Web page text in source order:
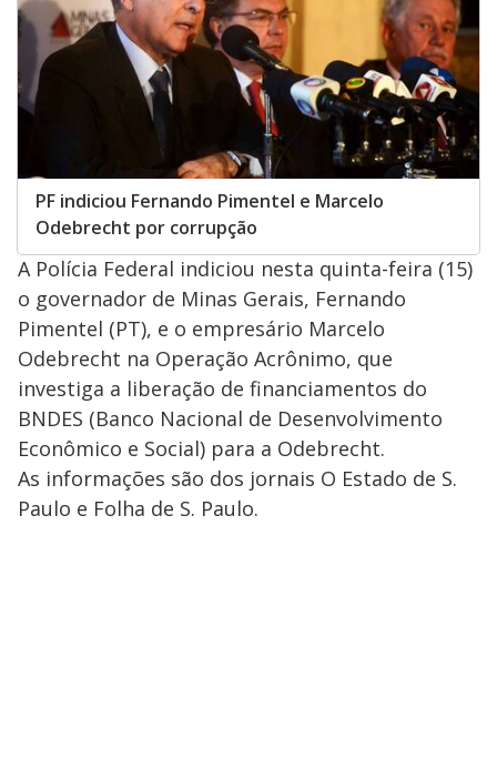
PF indiciou Fernando Pimentel e Marcelo
Odebrecht por corrupção
A Polícia Federal indiciou nesta quinta-feira (15)
o governador de Minas Gerais, Fernando
Pimentel (PT), e o empresário Marcelo
Odebrecht na Operação Acrônimo, que
investiga a liberação de financiamentos do
BNDES (Banco Nacional de Desenvolvimento
Econômico e Social) para a Odebrecht.
As informações são dos jornais O Estado de S.
Paulo e Folha de S. Paulo.